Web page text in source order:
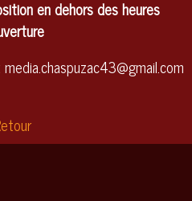
en dehors des heures
media.chaspuzac43@gmail.com